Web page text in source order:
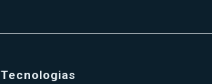
Tecnologias